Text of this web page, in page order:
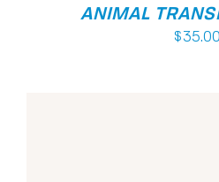
ANIMAL
$35.00